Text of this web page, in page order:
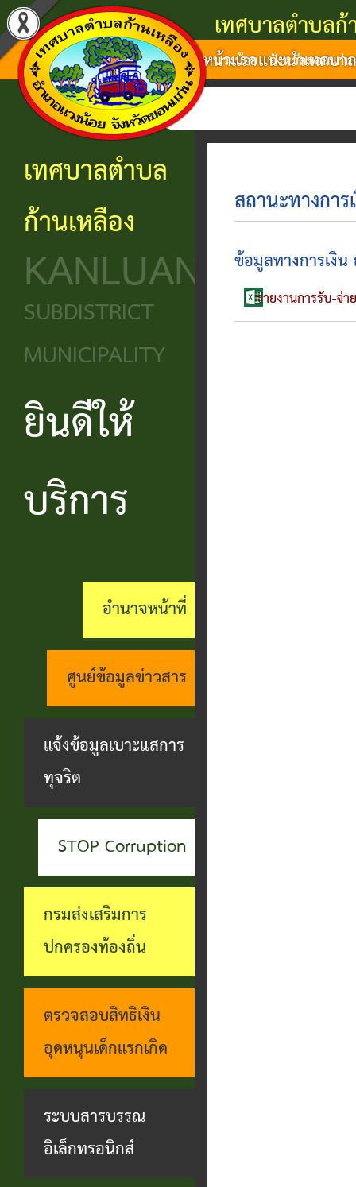
เทศบาลตำบลก้
แวงน้อย จังหวัดขอนแก่น
หน้าแรกแนะนำเทศบา
แนะนำ
เทศบาล
ความ
เป็นมา
ข้อมูล
พื้น
ฐาน
วิสัยทัศน์
และ
ยุทธศาสตร์
อำนาจ
หน้าที่
งาน
บริการ
ประชาชน
บริการ
ประชาชน
ศูนย์ช่วย
ประชาชน
แบบ
ฟอร์ม
ต่างๆ
แบบสอบถาม
ทุกข์
ตรวจ
สอบ
ชื่อ
เงิน
บัญชี
เบี้ย
ยังชีพ
ระบบงาน
บริการ
ประชาชน
โครงสร้าง
องค์กร
เทศบาล
โครงสร้าง
นิติบัญญัติ
โครงสร้าง
บริหาร
โครงสร้าง
ส่วน
ราชการ
สำนัก
ช่าง
กอง
สาธารณสุข
และสิ่ง
แวดล้อม
กอง
การ
ศึกษา
ศูนย์
ข้อมูล
ข่าวสาร
และ
แผน
งาน
ข้อมูล
ข่าวสาร
สถานะ
ทางการ
ประชาชน
รบ.อำนวย
ความ
สะดวกฯ
บุคคล
ที่น่า
ยกย่อง
การ
การตาม
การ
บริหาร
งาน
บุคคล
ติดต่อ
ข้อมูล
ติดต่อ
แจ้ง
ความ
เดือด
ร้อน
ร้อง
ร้อง
ทุกข์
กระดาน
สนทนา
บุคคล
ช่อง
ทางการ
รับฟัง
ความ
คิดเห็น
แจ้ง
ข้อมูล
เบาะแส
การ
ทุจริต
เทศบาลตำบล
ก้านเหลือง
KANLUANG
SUBDISTRICT
MUNICIPALITY
ยินดีให้
บริการ
อำนาจหน้าที่
ศูนย์ข้อมูลข่าวสาร
แจ้งข้อมูลเบาะแสการ
ทุจริต
STOP Corruption
กรมส่งเสริมการ
ปกครองท้องถิ่น
ตรวจสอบสิทธิเงิน
อุดหนุนเด็กแรกเกิด
ระบบสารบรรณ
อิเล็กทรอนิกส์
ข้อมูลทางการเงิ
รายงานการรับ-จ่